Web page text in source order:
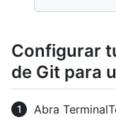
Configurar
de Git para
Abra Terminal